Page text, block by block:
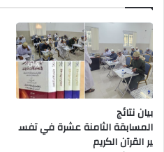
بيان نتائج
المسابقة الثامنة عشرة في تفس
ير القرآن الكريم